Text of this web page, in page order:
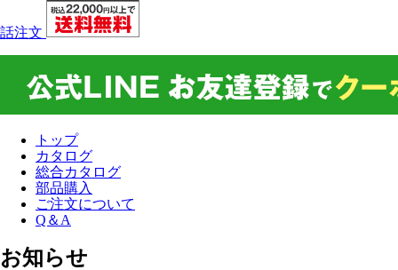
話注文
トップ
カタログ
総合カタログ
部品購入
ご注文について
Q＆A
お知らせ